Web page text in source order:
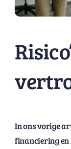
In ons vorige
financiering